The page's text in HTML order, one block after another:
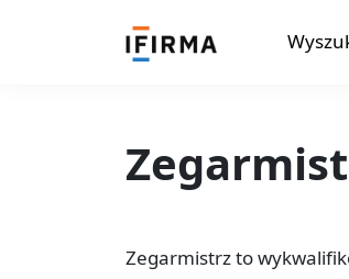
Zegarmistrz to